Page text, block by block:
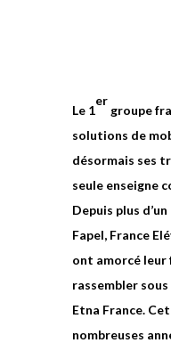
Le 1
er
groupe
solutions de
désormais ses
seule enseigne
Depuis plus
Fapel, France
ont amorcé leur
rassembler
Etna France.
nombreuses